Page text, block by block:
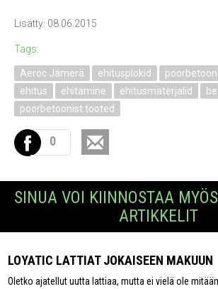
Lisätty: 08.06.2015
Tags:
Aeroc Jämerä ehitusplokid poorbetoon
ehitus
ehitamine ehitusmaterjalid
poorbetoonist tooted
0
SINUA VOI KIINNOSTAA
ARTIKKELIT
LOYATIC LATTIAT JOKAISEEN MAKUUN
Oletko ajatellut uutta lattiaa, mutta ei vielä ole